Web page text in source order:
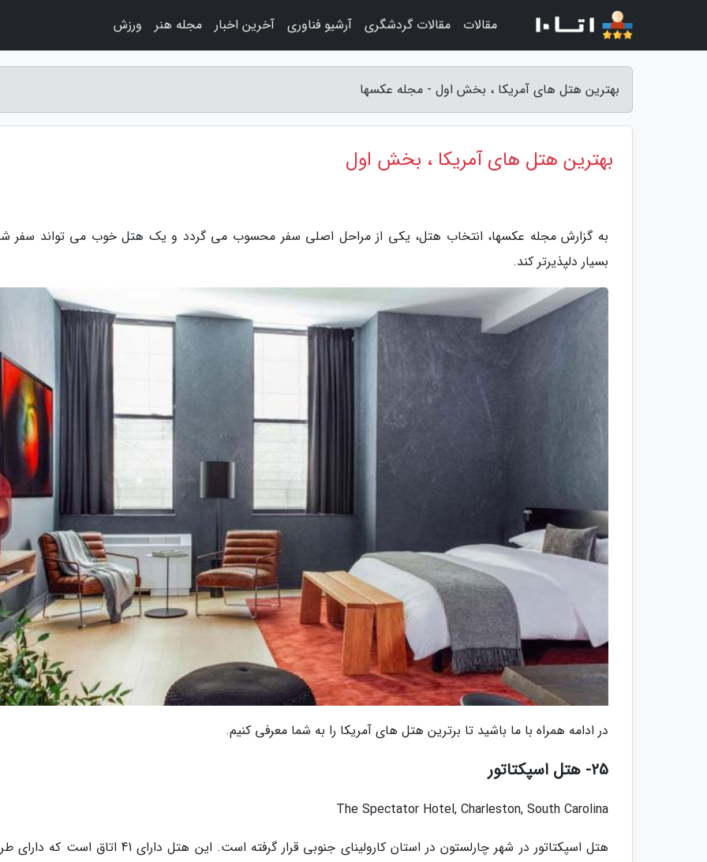
بهترین هتل های آمریکا ، بخش اول - مجله عکسها
بهترین هتل های آمریکا ، بخش اول
به گزارش مجله عکسها، انتخاب هتل، یکی از مراحل اصلی سفر محسوب می گردد و یک هتل خوب می تواند سفر
بسیار دلپذیرتر کند.
در ادامه همراه با ما باشید تا برترین هتل های آمریکا را به شما معرفی کنیم.
25- هتل اسپکتاتور
The Spectator Hotel, Charleston, South Carolina
هتل اسپکتاتور در شهر چارلستون در استان کارولینای جنوبی قرار گرفته است. این هتل دارای 41
مقالات مقالات گردشگری آرشیو فناوری آخرین اخبار مجله هنر ورزش